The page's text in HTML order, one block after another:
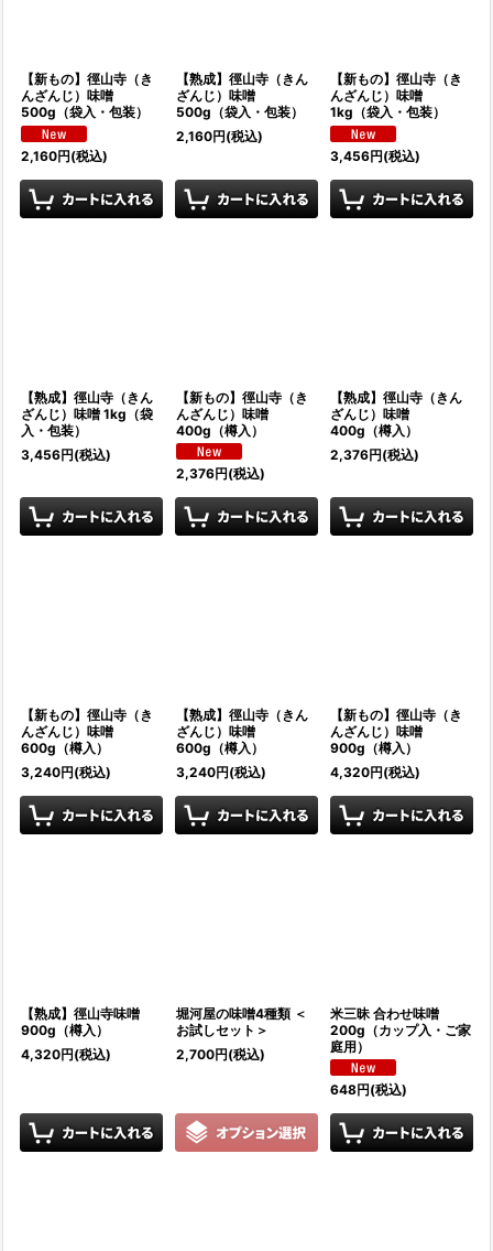
【新もの】徑山寺（き
んざんじ）味噌
500g（袋入・包装）
2,160円(税込)
【熟成】徑山寺（きん
ざんじ）味噌
500g（袋入・包装）
2,160円(税込)
【新もの】徑山寺（き
んざんじ）味噌
1kg（袋入・包装）
3,456円(税込)
【熟成】徑山寺（きん
ざんじ）味噌 1kg（袋
入・包装）
3,456円(税込)
【新もの】徑山寺（き
んざんじ）味噌
400g（樽入）
2,376円(税込)
【熟成】徑山寺（きん
ざんじ）味噌
400g（樽入）
2,376円(税込)
【新もの】徑山寺（き
んざんじ）味噌
600g（樽入）
3,240円(税込)
【熟成】徑山寺（きん
ざんじ）味噌
600g（樽入）
3,240円(税込)
【新もの】徑山寺（き
んざんじ）味噌
900g（樽入）
4,320円(税込)
【熟成】徑山寺味噌
900g（樽入）
4,320円(税込)
堀河屋の味噌4種類 ＜
お試しセット＞
2,700円(税込)
米三昧 合わせ味噌
200g（カップ入・ご家
庭用）
648円(税込)